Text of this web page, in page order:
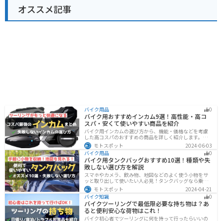
オススメ記事
バイク用品 0
バイク用おすすめインカム9選！高性能・高コ
スパ・安くて使いやすい商品を紹介
バイク用インカムの選び方から、機能・価格などを考慮
した高コスパのおすすめの商品を詳しく紹介します。初
心者からベテランライダーまで、マスツーやソロツーに
適した最適なインカムを見つけるための参考にしてくだ
さい。
モトスポット
2024-06-03
バイク用品
0
バイク用タンクバッグおすすめ10選！種類や失
敗しない選び方を解説
スマホやカメラ、飲み物、地図などのよく使う小物をサ
ッと取り出して使いたい人必見！タンクバッグなら乗車
中でも簡単に荷物を確認できます。脱着もマグネットや
吸盤でつけるだけで非常に簡単、しっかり固定したい人
はベルトを使うこともできます。
モトスポット
2024-04-21
バイク知識
0
バイクツーリングで最低限必要な持ち物は？あ
ると便利安心な荷物はこれ！
バイク初心者でツーリングに何を持って行ったらいいの